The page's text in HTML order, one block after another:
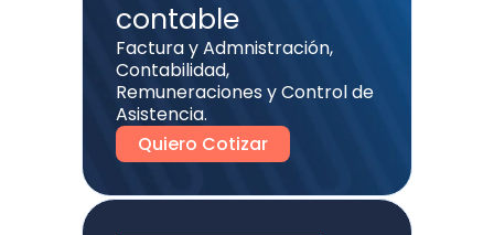
contable
Factura y Admnistración,
Contabilidad,
Remuneraciones y Control de
Asistencia.
Quiero Cotizar